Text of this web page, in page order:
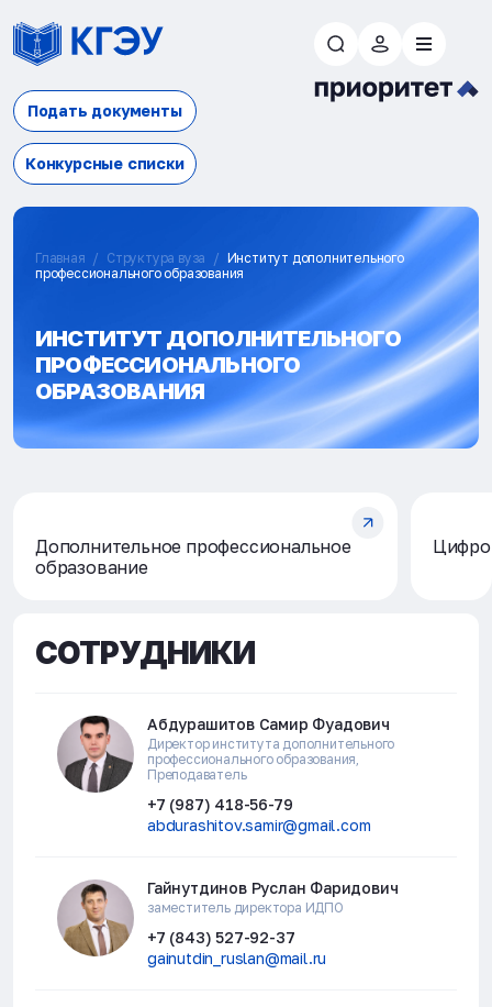
Подать документы
Конкурсные списки
Главная Структура вуза
Институт дополнительного
профессионального образования
ИНСТИТУТ ДОПОЛНИТЕЛЬНОГО
ПРОФЕССИОНАЛЬНОГО
ОБРАЗОВАНИЯ
Дополнительное профессиональное
образование
СОТРУДНИКИ
Абдурашитов Самир Фуадович
Директор института дополнительного
профессионального образования,
Преподаватель
+7 (987) 418-56-79
abdurashitov.samir@gmail.com
Гайнутдинов Руслан Фаридович
заместитель директора ИДПО
+7 (843) 527-92-37
gainutdin_ruslan@mail.ru